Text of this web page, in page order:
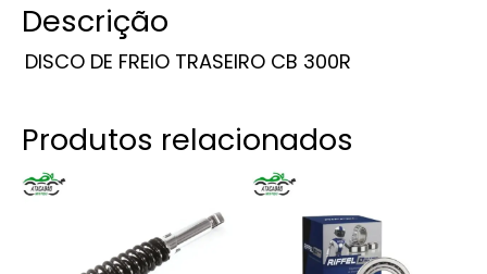
Descrição
DISCO DE FREIO TRASEIRO CB 300R
Produtos relacionados